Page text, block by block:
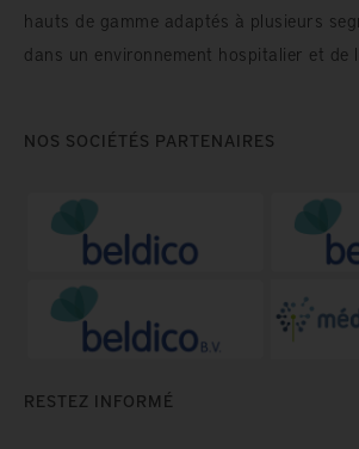
hauts de gamme adaptés à plusieurs
dans un environnement hospitalier et de
NOS SOCIÉTÉS PARTENAIRES
RESTEZ INFORMÉ